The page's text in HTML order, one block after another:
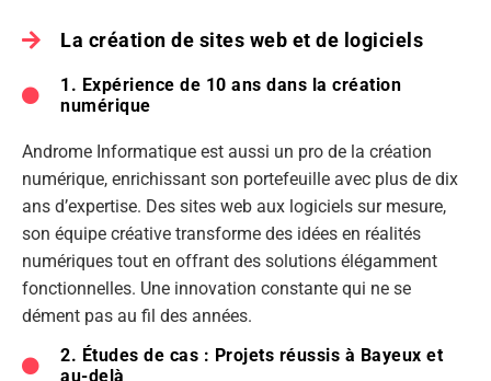
La création de sites web et de logiciels
1. Expérience de 10 ans dans la création
numérique
Androme Informatique est aussi un pro de la création
numérique, enrichissant son portefeuille avec plus de dix
ans d’expertise. Des sites web aux logiciels sur mesure,
son équipe créative transforme des idées en réalités
numériques tout en offrant des solutions élégamment
fonctionnelles. Une innovation constante qui ne se
dément pas au fil des années.
2. Études de cas : Projets réussis à Bayeux et
au-delà